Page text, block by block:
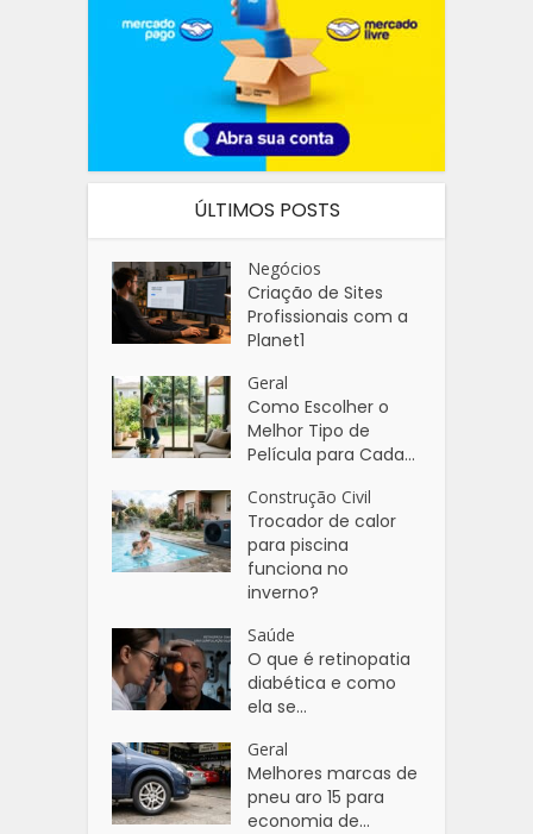
ÚLTIMOS POSTS
Negócios
Criação de Sites
Profissionais com a
Planet1
Geral
Como Escolher o
Melhor Tipo de
Película para Cada...
Construção Civil
Trocador de calor
para piscina
funciona no
inverno?
Saúde
O que é retinopatia
diabética e como
ela se...
Geral
Melhores marcas de
pneu aro 15 para
economia de...